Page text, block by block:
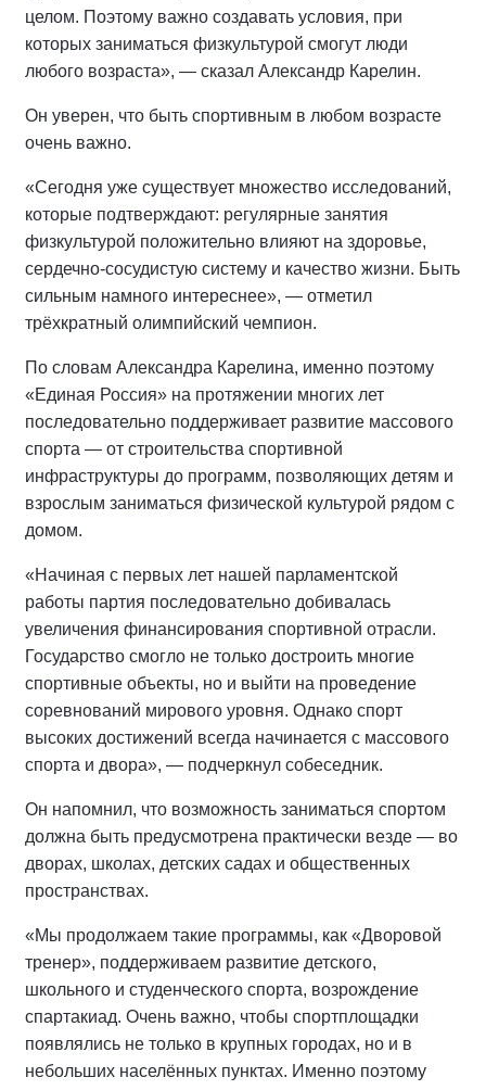
целом. Поэтому важно создавать условия, при
которых заниматься физкультурой смогут люди
любого возраста», — сказал Александр Карелин.
Он уверен, что быть спортивным в любом возрасте
очень важно.
«Сегодня уже существует множество исследований,
которые подтверждают: регулярные занятия
физкультурой положительно влияют на здоровье,
сердечно-сосудистую систему и качество жизни. Быть
сильным намного интереснее», — отметил
трёхкратный олимпийский чемпион.
По словам Александра Карелина, именно поэтому
«Единая Россия» на протяжении многих лет
последовательно поддерживает развитие массового
спорта — от строительства спортивной
инфраструктуры до программ, позволяющих детям и
взрослым заниматься физической культурой рядом с
домом.
«Начиная с первых лет нашей парламентской
работы партия последовательно добивалась
увеличения финансирования спортивной отрасли.
Государство смогло не только достроить многие
спортивные объекты, но и выйти на проведение
соревнований мирового уровня. Однако спорт
высоких достижений всегда начинается с массового
спорта и двора», — подчеркнул собеседник.
Он напомнил, что возможность заниматься спортом
должна быть предусмотрена практически везде — во
дворах, школах, детских садах и общественных
пространствах.
«Мы продолжаем такие программы, как «Дворовой
тренер», поддерживаем развитие детского,
школьного и студенческого спорта, возрождение
спартакиад. Очень важно, чтобы спортплощадки
появлялись не только в крупных городах, но и в
небольших населённых пунктах. Именно поэтому